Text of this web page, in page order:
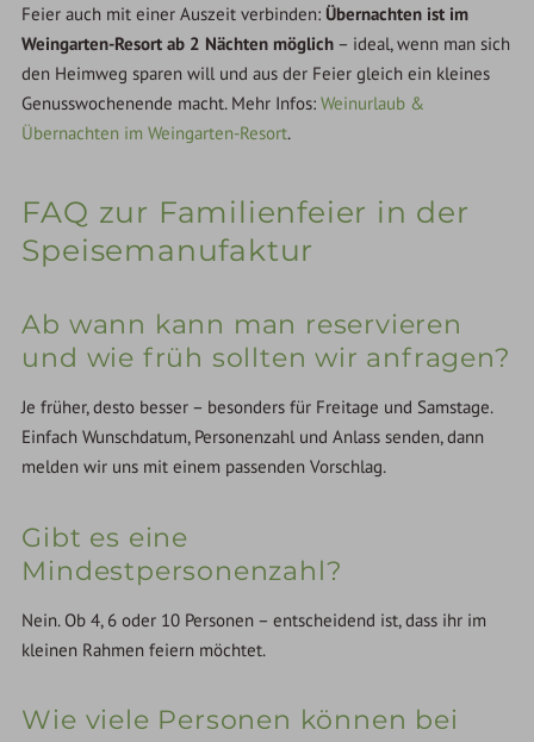
Feier auch mit einer Auszeit verbinden: Übernachten ist im
Weingarten-Resort ab 2 Nächten möglich – ideal, wenn man sich
den Heimweg sparen will und aus der Feier gleich ein kleines
Genusswochenende macht. Mehr Infos:Weinurlaub &
Übernachten im Weingarten-Resort.
FAQ zur Familienfeier in der
Speisemanufaktur
Ab wann kann man reservieren
und wie früh sollten wir anfragen?
Je früher, desto besser – besonders für Freitage und Samstage.
Einfach Wunschdatum, Personenzahl und Anlass senden, dann
melden wir uns mit einem passenden Vorschlag.
Gibt es eine
Mindestpersonenzahl?
Nein. Ob 4, 6 oder 10 Personen – entscheidend ist, dass ihr im
kleinen Rahmen feiern möchtet.
Wie viele Personen können bei